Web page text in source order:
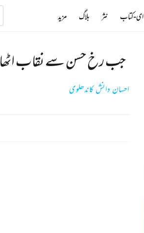
جب رخ حسن سے نقاب اٹھا
احسان دانش کاندھلوی
ای-کتاب نثر بلاگ مزید